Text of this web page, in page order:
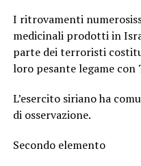
I ritrovamenti
medicinali prodotti in
parte dei terroristi
loro pesante legame con
L’esercito siriano ha
di osservazione.
Secondo elemento